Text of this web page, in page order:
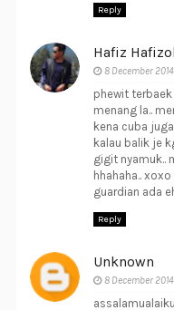
Reply
Hafiz Hafizol
8 December
phewit
menang la..
kena cuba
kalau balik je
gigit nyamuk..
hhahaha..
guardian ada
Reply
Unknown
8 December